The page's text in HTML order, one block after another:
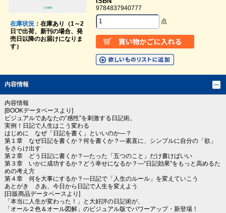
在庫状況：在庫あり（1～2
日で出荷、新刊の場合、発
売日以降のお届けになりま
す）
9784837940777
点
内容情報
内容情報
[BOOKデータベースより]
ビジュアルであなたの“感性”を刺激する日記術。
実例！日記で人生はこう変わる
はじめに なぜ「日記を書く」といいのか―？
第１章 なぜ日記を書くか？何を書くか？―素直に、シンプルに自分の「欲」
をさらけ出す
第２章 どう日記に書くか？―たった「五つのこと」だけ書けばいい
第３章 いかに成功するか？どう幸せになるか？―“日記効果”をもっと高めるた
めの考え方
第４章 何を大事にするか？―日記で「人生のルール」を変えていこう
あとがき さあ、今日から日記で人生を変えよう
[日販商品データベースより]
「本当に人生が変わった！」と大好評の日記術が、
「オール２色＆オール図解」のビジュアル版でパワーアップ・新登場！